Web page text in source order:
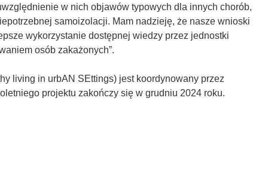
o
d
n
o
n
i
w nich objawów typowych dla innych chorób,
samoizolacji. Mam nadzieję, że nasze wnioski
wykorzystanie dostępnej wiedzy przez jednostki
osób zakażonych”.
living in urbAN SEttings) jest koordynowany przez
projektu zakończy się w grudniu 2024 roku.